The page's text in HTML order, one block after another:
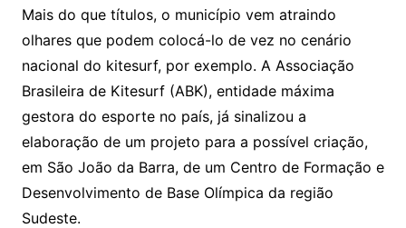
Mais do que títulos, o município vem atraindo
olhares que podem colocá-lo de vez no cenário
nacional do kitesurf, por exemplo. A Associação
Brasileira de Kitesurf (ABK), entidade máxima
gestora do esporte no país, já sinalizou a
elaboração de um projeto para a possível criação,
em São João da Barra, de um Centro de Formação e
Desenvolvimento de Base Olímpica da região
Sudeste.